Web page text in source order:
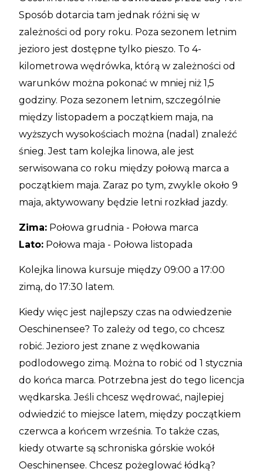
Sposób dotarcia tam jednak różni się w
zależności od pory roku. Poza sezonem letnim
jezioro jest dostępne tylko pieszo. To 4-
kilometrowa wędrówka, którą w zależności od
warunków można pokonać w mniej niż 1,5
godziny. Poza sezonem letnim, szczególnie
między listopadem a początkiem maja, na
wyższych wysokościach można (nadal) znaleźć
śnieg. Jest tam kolejka linowa, ale jest
serwisowana co roku między połową marca a
początkiem maja. Zaraz po tym, zwykle około 9
maja, aktywowany będzie letni rozkład jazdy.
Zima: Połowa grudnia - Połowa marca
Lato: Połowa maja - Połowa listopada
Kolejka linowa kursuje między 09:00 a 17:00
zimą, do 17:30 latem.
Kiedy więc jest najlepszy czas na odwiedzenie
Oeschinensee? To zależy od tego, co chcesz
robić. Jezioro jest znane z wędkowania
podlodowego zimą. Można to robić od 1 stycznia
do końca marca. Potrzebna jest do tego licencja
wędkarska. Jeśli chcesz wędrować, najlepiej
odwiedzić to miejsce latem, między początkiem
czerwca a końcem września. To także czas,
kiedy otwarte są schroniska górskie wokół
Oeschinensee. Chcesz pożeglować łódką?